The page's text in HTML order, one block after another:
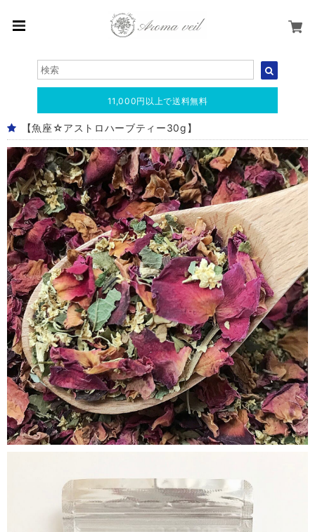
11,000円以上で送料無料
【魚座☆アストロハーブティー30g】